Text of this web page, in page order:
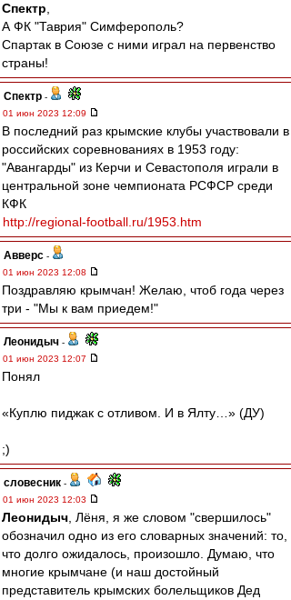
Спектр
А ФК "Таврия" Симферополь?
Спартак в Союзе с ними играл на первенство
страны!
Спектр -
01 июн 2023 12:09
В последний раз крымские клубы участвовали в
российских соревнованиях в 1953 году:
"Авангарды" из Керчи и Севастополя играли в
центральной зоне чемпионата РСФСР среди
КФК
http://regional-football.ru/1953.htm
Авверс -
01 июн 2023 12:08
Поздравляю крымчан! Желаю, чтоб года через
три - "Мы к вам приедем!"
Леонидыч -
01 июн 2023 12:07
Понял
«Куплю пиджак с отливом. И в Ялту…» (ДУ)
;)
словесник -
01 июн 2023 12:03
Леонидыч , Лёня, я же словом "свершилось"
обозначил одно из его словарных значений: то,
что долго ожидалось, произошло. Думаю, что
многие крымчане (и наш достойный
представитель крымских болельщиков Дед